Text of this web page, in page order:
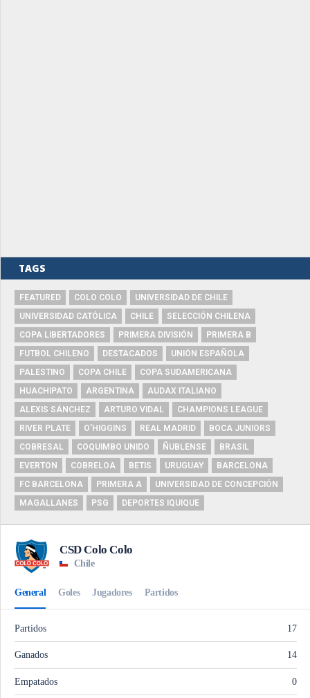
TAGS
FEATURED COLO COLO
UNIVERSIDAD DE CHILE
UNIVERSIDAD CATÓLICA
CHILE
SELECCIÓN CHILENA
COPA LIBERTADORES
PRIMERA DIVISIÓN
PRIMERA B
FUTBOL CHILENO
DESTACADOS
UNIÓN ESPAÑOLA
PALESTINO
COPA CHILE
COPA SUDAMERICANA
HUACHIPATO
ARGENTINA
AUDAX ITALIANO
ALEXIS SÁNCHEZ
ARTURO VIDAL
CHAMPIONS LEAGUE
RIVER PLATE
O'HIGGINS REAL MADRID
BOCA JUNIORS
COBRESAL
COQUIMBO UNIDO ÑUBLENSE
BRASIL
EVERTON
COBRELOA BETIS URUGUAY
BARCELONA
FC BARCELONA
PRIMERA A
UNIVERSIDAD DE CONCEPCIÓN
MAGALLANES
PSG DEPORTES IQUIQUE